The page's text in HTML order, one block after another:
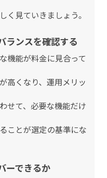
く見ていきましょう。
ランスを確認する
機能が料金に見合って
高くなり、運用メリッ
せて、必要な機能だけ
ことが選定の基準にな
ーできるか